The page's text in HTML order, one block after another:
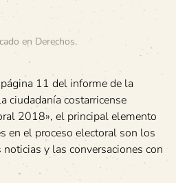
en Derechos.
11 del informe de la
ciudadanía costarricense
2018», el principal elemento
en el proceso electoral son los
y las conversaciones con